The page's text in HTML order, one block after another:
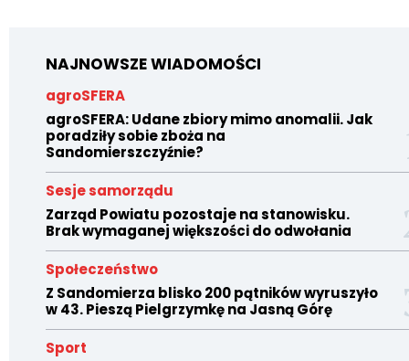
NAJNOWSZE WIADOMOŚCI
agroSFERA
agroSFERA: Udane zbiory mimo anomalii. Jak
poradziły sobie zboża na
Sandomierszczyźnie?
Sesje samorządu
Zarząd Powiatu pozostaje na stanowisku.
Brak wymaganej większości do odwołania
Społeczeństwo
Z Sandomierza blisko 200 pątników wyruszyło
w 43. Pieszą Pielgrzymkę na Jasną Górę
Sport